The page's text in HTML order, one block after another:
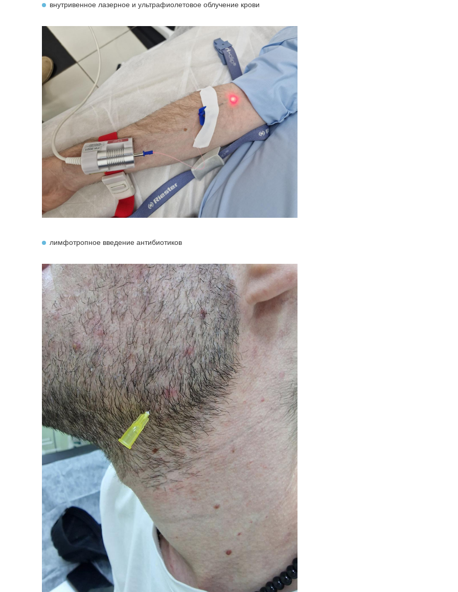
внутривенное лазерное и ультрафиолетовое облучение крови
лимфотропное введение антибиотиков